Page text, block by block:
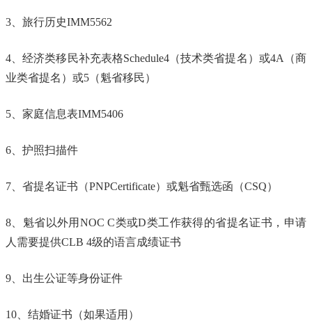
3、旅行历史IMM5562
4、经济类移民补充表格Schedule4（技术类省提名）或4A（商
业类省提名）或5（魁省移民）
5、家庭信息表IMM5406
6、护照扫描件
7、省提名证书（PNPCertificate）或魁省甄选函（CSQ）
8、魁省以外用NOC C类或D类工作获得的省提名证书，申请
人需要提供CLB 4级的语言成绩证书
9、出生公证等身份证件
10、结婚证书（如果适用）